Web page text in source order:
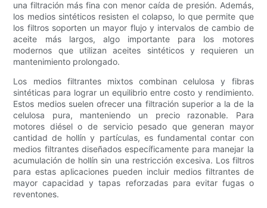
una filtración más fina con menor caída de presión. Además,
los medios sintéticos resisten el colapso, lo que permite que
los filtros soporten un mayor flujo y intervalos de cambio de
aceite más largos, algo importante para los motores
modernos que utilizan aceites sintéticos y requieren un
mantenimiento prolongado.
Los medios filtrantes mixtos combinan celulosa y fibras
sintéticas para lograr un equilibrio entre costo y rendimiento.
Estos medios suelen ofrecer una filtración superior a la de la
celulosa pura, manteniendo un precio razonable. Para
motores diésel o de servicio pesado que generan mayor
cantidad de hollín y partículas, es fundamental contar con
medios filtrantes diseñados específicamente para manejar la
acumulación de hollín sin una restricción excesiva. Los filtros
para estas aplicaciones pueden incluir medios filtrantes de
mayor capacidad y tapas reforzadas para evitar fugas o
reventones.